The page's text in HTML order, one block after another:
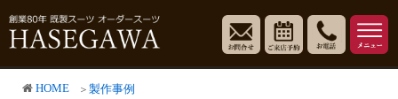
HOME
製作事例